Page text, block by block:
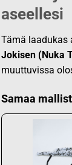
aseellesi
Tämä laadukas
Jokisen (Nuka
muuttuvissa
Samaa